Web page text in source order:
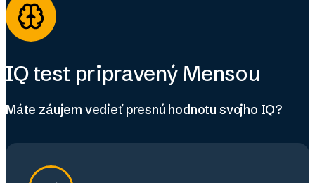
IQ test pripravený Mensou
Máte záujem vedieť presnú hodnotu svojho IQ?